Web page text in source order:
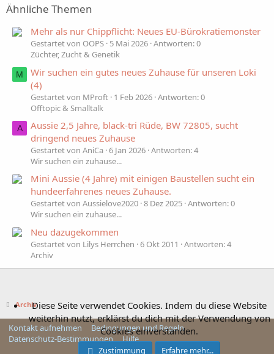
Ähnliche Themen
Mehr als nur Chippflicht: Neues EU-Bürokratiemonster
Gestartet von OOPS 5 Mai 2026 Antworten: 0
Züchter, Zucht & Genetik
M
Wir suchen ein gutes neues Zuhause für unseren Loki
(4)
Gestartet von MProft 1 Feb 2026 Antworten: 0
Offtopic & Smalltalk
A
Aussie 2,5 Jahre, black-tri Rüde, BW 72805, sucht
dringend neues Zuhause
Gestartet von AniCa 6 Jan 2026 Antworten: 4
Wir suchen ein zuhause...
Mini Aussie (4 Jahre) mit einigen Baustellen sucht ein
hundeerfahrenes neues Zuhause.
Gestartet von Aussielove2020 8 Dez 2025 Antworten: 0
Wir suchen ein zuhause...
Neu dazugekommen
Gestartet von Lilys Herrchen 6 Okt 2011
Antworten: 4
Archiv
Archiv
Kontakt aufnehmen
Bedingungen und Regeln
Datenschutz-Bestimmungen
Hilfe
Diese Seite verwendet Cookies. Indem du diese Website
weiterhin nutzt, erklärst du dich mit der Verwendung von
Cookies einverstanden.
Zustimmung Erfahre mehr...